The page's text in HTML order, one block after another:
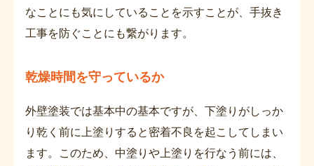
なことにも気にしていることを示すことが、手抜き
工事を防ぐことにも繋がります。
乾燥時間を守っているか
外壁塗装では基本中の基本ですが、下塗りがしっか
り乾く前に上塗りすると密着不良を起こしてしまい
ます。このため、中塗りや上塗りを行なう前には、